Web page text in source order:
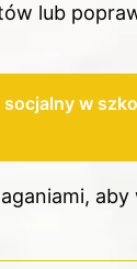
lub
w
aby